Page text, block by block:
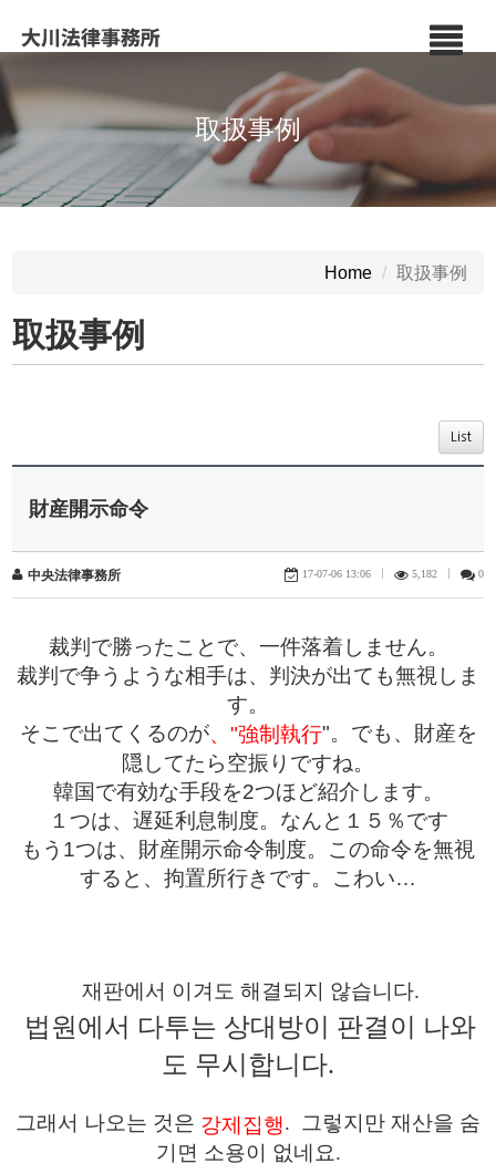
取扱事例
Home 取扱事例
取扱事例
List
財産開示命令
中央法律事務所 17-07-06 13:06 5,182 0
裁判で勝ったことで、一件落着しません。
裁判で争うような相手は、判決が出ても無視しま
す。
そこで出てくるのが、"強制執行"。でも、財産を
隠してたら空振りですね。
韓国で有効な手段を2つほど紹介します。
１つは、遅延利息制度。なんと１５％です
もう1つは、財産開示命令制度。この命令を無視
すると、拘置所行きです。こわい…
재판에서 이겨도 해결되지 않습니다.
법원에서 다투는 상대방이 판결이 나와
도 무시합니다.
그래서 나오는 것은 강제집행. 그렇지만 재산을 숨
기면 소용이 없네요.​